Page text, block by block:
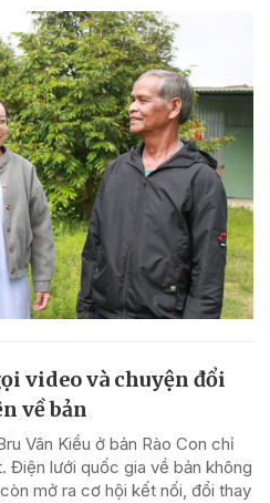
video và chuyện đổi
về bản
Vân Kiều ở bản Rào Con chỉ
Điện lưới quốc gia về bản không
mở ra cơ hội kết nối, đổi thay